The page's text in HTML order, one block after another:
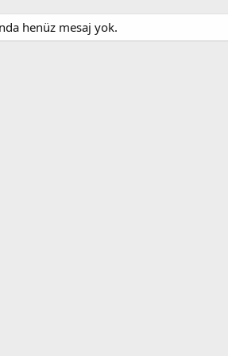
henüz mesaj yok.